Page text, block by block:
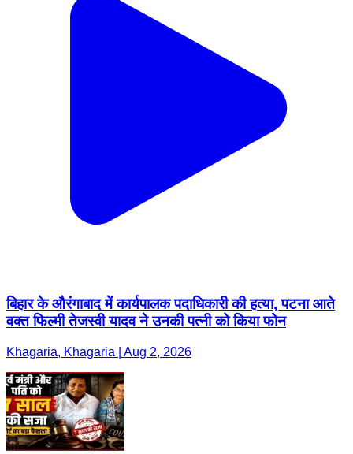
बिहार के औरंगाबाद में कार्यपालक पदाधिकारी की हत्या, पटना आते
वक्त फिल्मी तेजस्वी यादव ने उनकी पत्नी को किया फोन
Khagaria, Khagaria | Aug 2, 2026